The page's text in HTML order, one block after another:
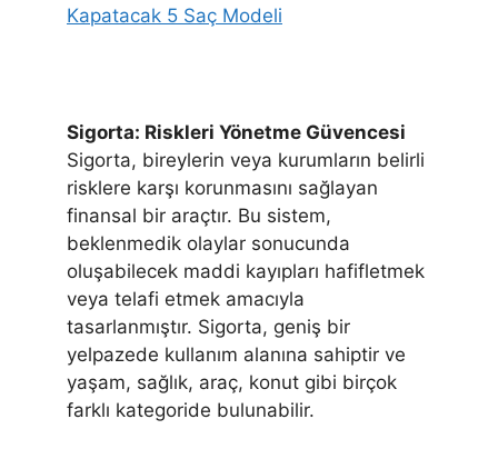
Kapatacak 5 Saç Modeli
Sigorta: Riskleri Yönetme Güvencesi
Sigorta, bireylerin veya kurumların belirli
risklere karşı korunmasını sağlayan
finansal bir araçtır. Bu sistem,
beklenmedik olaylar sonucunda
oluşabilecek maddi kayıpları hafifletmek
veya telafi etmek amacıyla
tasarlanmıştır. Sigorta, geniş bir
yelpazede kullanım alanına sahiptir ve
yaşam, sağlık, araç, konut gibi birçok
farklı kategoride bulunabilir.